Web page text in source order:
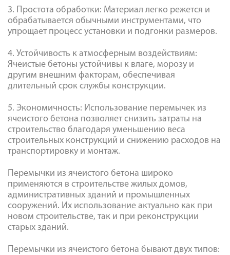
3. Простота обработки: Материал легко режется и
обрабатывается обычными инструментами, что
упрощает процесс установки и подгонки размеров.
4. Устойчивость к атмосферным воздействиям:
Ячеистые бетоны устойчивы к влаге, морозу и
другим внешним факторам, обеспечивая
длительный срок службы конструкции.
5. Экономичность: Использование перемычек из
ячеистого бетона позволяет снизить затраты на
строительство благодаря уменьшению веса
строительных конструкций и снижению расходов на
транспортировку и монтаж.
Перемычки из ячеистого бетона широко
применяются в строительстве жилых домов,
административных зданий и промышленных
сооружений. Их использование актуально как при
новом строительстве, так и при реконструкции
старых зданий.
Перемычки из ячеистого бетона бывают двух типов: